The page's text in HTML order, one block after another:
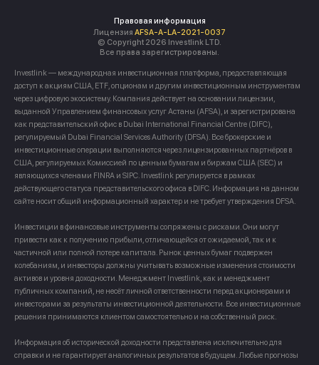
Правовая информация
Лицензия AFSA-A-LA-2021-0037
© Copyright 2026 Investlink LTD.
Все права зарегистрированы.
Investlink — международная инвестиционная платформа, предоставляющая
доступ к акциям США, ETF, опционам и другим инвестиционным инструментам
через цифровую экосистему. Компания действует на основании лицензии,
выданной Управлением финансовых услуг Астаны (AFSA), и зарегистрирована
как представительский офис в Dubai International Financial Centre (DIFC),
регулируемый Dubai Financial Services Authority (DFSA). Все брокерские и
инвестиционные операции выполняются через лицензированных партнёров в
США, регулируемых Комиссией по ценным бумагам и биржам США (SEC) и
являющихся членами FINRA и SIPC. Investlink регулируется в рамках
действующего статуса представительского офиса в DIFC. Информация на данном
сайте носит общий информационный характер и не требует утверждения DFSA.
Инвестиции в финансовые инструменты сопряжены с рисками. Они могут
привести как к получению прибыли, отличающейся от ожидаемой, так и к
частичной или полной потере капитала. Рынок ценных бумаг подвержен
колебаниям, и инвесторы должны учитывать возможные изменения стоимости
активов и уровня доходности. Менеджмент Investlink, как и менеджмент
публичных компаний, не несёт личной ответственности перед акционерами и
инвесторами за результаты инвестиционной деятельности. Все инвестиционные
решения принимаются клиентом самостоятельно и на собственный риск.
Информация об исторической доходности представлена исключительно для
справки и не гарантирует аналогичных результатов в будущем. Любые прогнозы